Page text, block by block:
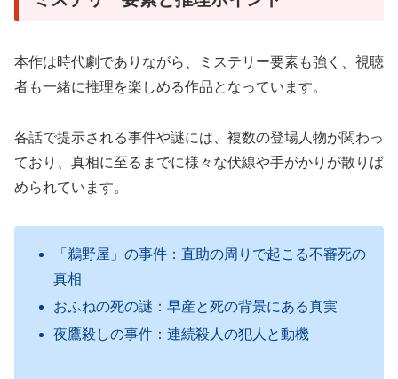
本作は時代劇でありながら、ミステリー要素も強く、視聴
者も一緒に推理を楽しめる作品となっています。
各話で提示される事件や謎には、複数の登場人物が関わっ
ており、真相に至るまでに様々な伏線や手がかりが散りば
められています。
「鵜野屋」の事件：直助の周りで起こる不審死の
真相
おふねの死の謎：早産と死の背景にある真実
夜鷹殺しの事件：連続殺人の犯人と動機